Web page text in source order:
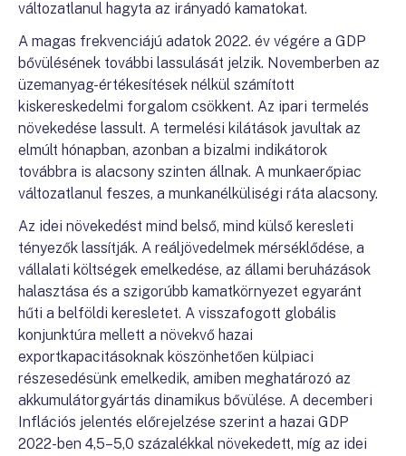
változatlanul hagyta az irányadó kamatokat.
A magas frekvenciájú adatok 2022. év végére a GDP
bővülésének további lassulását jelzik. Novemberben az
üzemanyag-értékesítések nélkül számított
kiskereskedelmi forgalom csökkent. Az ipari termelés
növekedése lassult. A termelési kilátások javultak az
elmúlt hónapban, azonban a bizalmi indikátorok
továbbra is alacsony szinten állnak. A munkaerőpiac
változatlanul feszes, a munkanélküliségi ráta alacsony.
Az idei növekedést mind belső, mind külső keresleti
tényezők lassítják. A reáljövedelmek mérséklődése, a
vállalati költségek emelkedése, az állami beruházások
halasztása és a szigorúbb kamatkörnyezet egyaránt
hűti a belföldi keresletet. A visszafogott globális
konjunktúra mellett a növekvő hazai
exportkapacitásoknak köszönhetően külpiaci
részesedésünk emelkedik, amiben meghatározó az
akkumulátorgyártás dinamikus bővülése. A decemberi
Inflációs jelentés előrejelzése szerint a hazai GDP
2022-ben 4,5–5,0 százalékkal növekedett, míg az idei